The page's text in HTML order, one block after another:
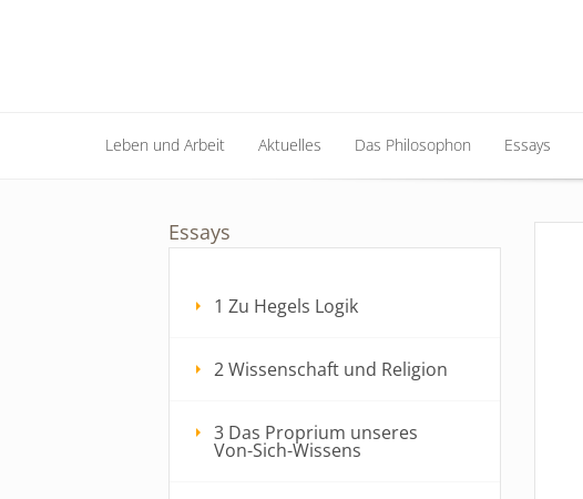
Leben und Arbeit Aktuelles Das Philosophon Essays
Essays
1 Zu Hegels Logik
2 Wissenschaft und Religion
3 Das Proprium unseres
Von-Sich-Wissens